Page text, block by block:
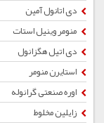
دی اتانول آمین
منومر وینیل استات
دی اتیل هگزانول
استایرن منومر
اوره صنعتی گرانوله
زایلین مخلوط